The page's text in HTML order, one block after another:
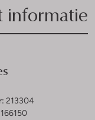
informatie
213304
166150